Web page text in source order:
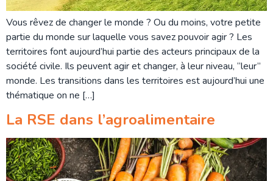
Vous rêvez de changer le monde ? Ou du moins, votre petite
partie du monde sur laquelle vous savez pouvoir agir ? Les
territoires font aujourd’hui partie des acteurs principaux de la
société civile. Ils peuvent agir et changer, à leur niveau, “leur”
monde. Les transitions dans les territoires est aujourd’hui une
thématique on ne […]
La RSE dans l’agroalimentaire